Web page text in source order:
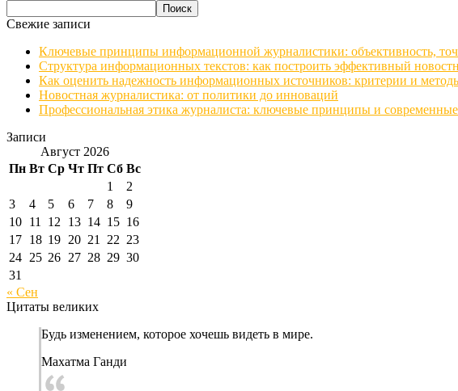
Поиск
Свежие записи
Ключевые принципы информационной журналистики: объективность,
Структура информационных текстов: как построить эффективный
Как оценить надежность информационных источников: критерии и
Новостная журналистика: от политики до инноваций
Профессиональная этика журналиста: ключевые принципы и
Записи
Август 2026
Пн Вт Ср Чт Пт Сб Вс
1
2
3
4 5 6 7 8
9
10 11 12 13 14 15 16
17 18 19 20 21 22 23
24 25 26 27 28 29 30
31
« Сен
Цитаты великих
Будь изменением, которое хочешь видеть в мире.
Махатма Ганди